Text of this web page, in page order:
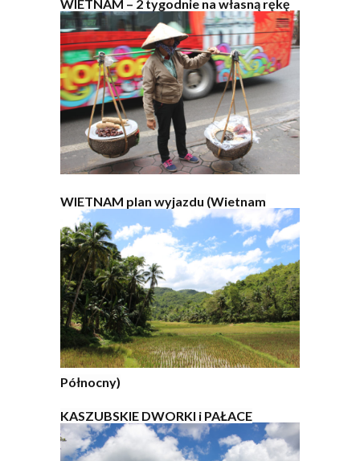
WIETNAM – 2 tygodnie na własną rękę
WIETNAM plan wyjazdu (Wietnam
Północny)
KASZUBSKIE DWORKI i PAŁACE